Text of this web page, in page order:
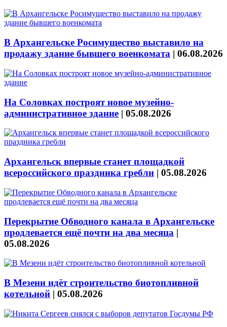
В Архангельске Росимущество выставило на
продажу здание бывшего военкомата | 06.08.2026
На Соловках построят новое музейно-
административное здание | 05.08.2026
Архангельск впервые станет площадкой
всероссийского праздника гребли | 05.08.2026
Перекрытие Обводного канала в Архангельске
продлевается ещё почти на два месяца |
05.08.2026
В Мезени идёт строительство биотопливной
котельной | 05.08.2026